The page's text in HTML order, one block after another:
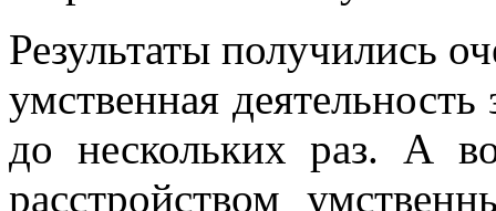
Результаты получились
умственная
до нескольких раз. А
расстройством